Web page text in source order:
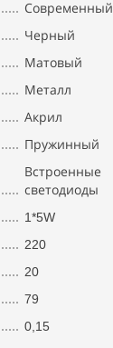
Современный
Черный
Матовый
Металл
Акрил
Пружинный
Встроенные
светодиоды
1*5W
220
20
79
0,15